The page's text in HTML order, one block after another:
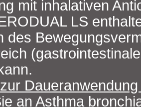
mit inhalativen
LS
des
an Asthma